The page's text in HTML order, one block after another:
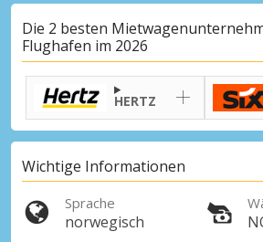
Die 2 besten
Flughafen im 2026
HERTZ
Wichtige Informationen
Sprache
norwegisch